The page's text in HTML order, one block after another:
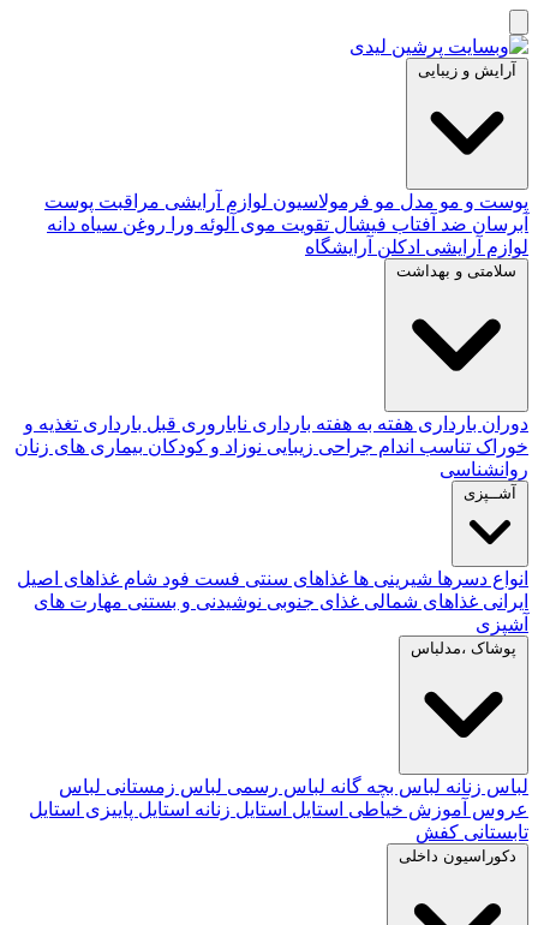
آرایش و زیبایی
پوست و مو مدل مو فرمولاسیون لوازم آرایشی مراقبت پوست
آبرسان ضد آفتاب فیشال تقویت موی آلوئه‌ ورا روغن سیاه دانه
لوازم آرایشی ادکلن آرایشگاه
سلامتی و بهداشت
دوران بارداری هفته به هفته بارداری ناباروری قبل بارداری تغذیه و
خوراک تناسب اندام جراحی زیبایی نوزاد و کودکان بیماری های زنان
روانشناسی
آشــپزی
انواع دسرها شیرینی ها غذاهای سنتی فست فود شام غذاهای اصیل
ایرانی غذاهای شمالی غذای جنوبی نوشیدنی و بستنی مهارت های
آشپزی
پوشاک ،مدلباس
لباس زنانه لباس بچه گانه لباس رسمی لباس زمستانی لباس
عروس آموزش خیاطی استایل استایل زنانه استایل پاییزی استایل
تابستانی کفش
دکوراسیون داخلی